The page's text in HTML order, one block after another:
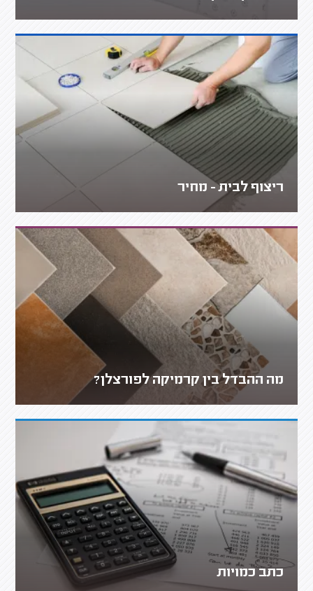
ריצוף לבית - מחיר
מה ההבדל בין קרמיקה לפורצלן?
כתב כמויות